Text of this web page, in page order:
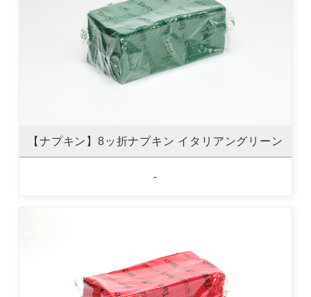
【ナプキン】8ッ折ナプキン イタリアングリーン
-